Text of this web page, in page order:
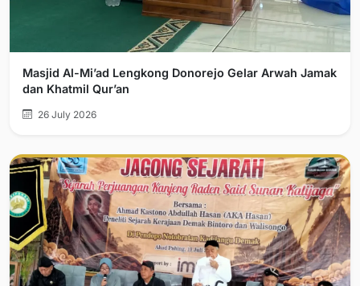
Masjid Al-Mi’ad Lengkong Donorejo Gelar Arwah Jamak
dan Khatmil Qur’an
26 July 2026